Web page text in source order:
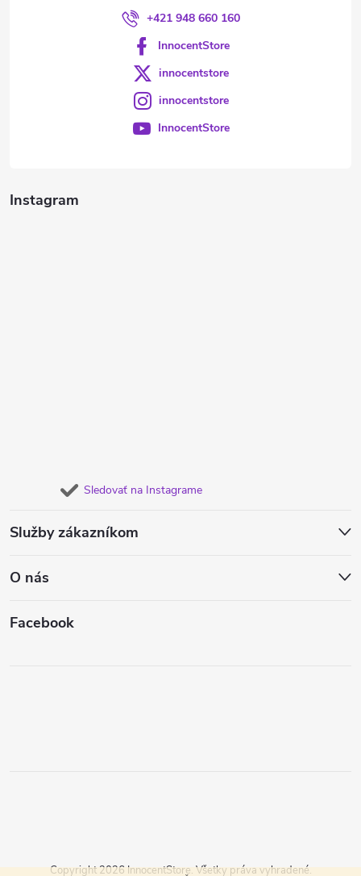
Instagram
Sledovať na Instagrame
Služby zákazníkom
O nás
Facebook
+421 948 660 160
InnocentStore
innocentstore
innocentstore
InnocentStore
Copyright 2026 InnocentStore. Všetky práva vyhradené.